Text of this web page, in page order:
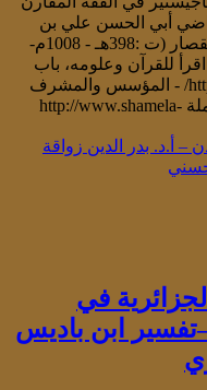
أبي الحسن علي بن
أحمد المالكي البغدادي المعروف بابن القصار (ت :398هـ - 1008م-
للقرآن وعلومه، باب
الزوار- الجزائر العاصمة http://iqraadz.com/ - المؤسس والمشرف
العام على موقع المكتبة الجزائرية الشّاملة http://www.shamela-
– أ.د. بدر الدين زواقة
في
ابن باديس